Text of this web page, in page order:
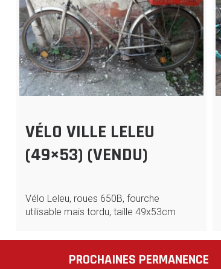
VÉLO VILLE LELEU
(49×53) (VENDU)
Vélo Leleu, roues 650B, fourche
utilisable mais tordu, taille 49x53cm
PROCHAINES PERMANENCE